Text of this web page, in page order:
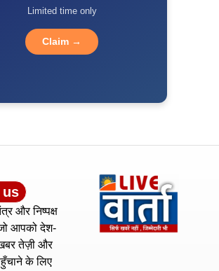
Limited time only
Claim →
और निष्पक्ष
जो आपको देश-
तेज़ी और
के लिए